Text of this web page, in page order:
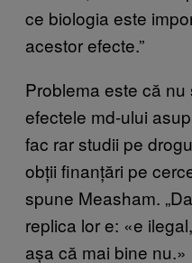
ce biologia este
acestor efecte.”
Problema este că
efectele md-ului
fac rar studii pe
obții finanțări pe
spune Measham.
replica lor e: «e
așa că mai bine